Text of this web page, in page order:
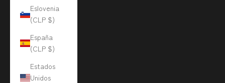
Eslovenia
(CLP $)
España
(CLP $)
Estados
Unidos